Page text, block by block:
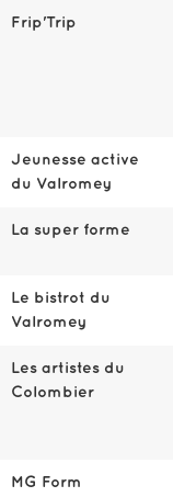
Frip'Trip
Jeunesse active
du Valromey
La super forme
Le bistrot du
Valromey
Les artistes du
Colombier
MG Form